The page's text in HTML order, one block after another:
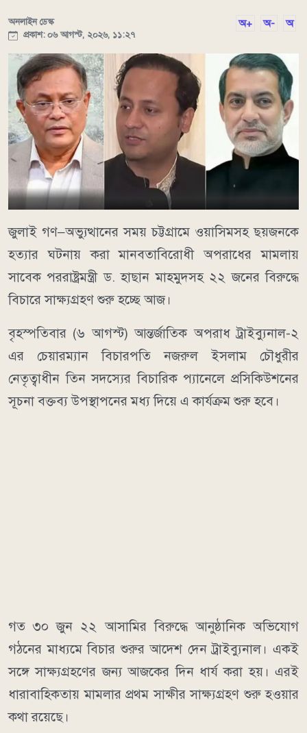
অনলাইন ডেস্ক
প্রকাশ: ০৬ আগস্ট, ২০২৬, ১১:২৭
অ+ অ- অ
জুলাই গণ–অভ্যুত্থানের সময় চট্টগ্রামে ওয়াসিমসহ ছয়জনকে
হত্যার ঘটনায় করা মানবতাবিরোধী অপরাধের মামলায়
সাবেক পররাষ্ট্রমন্ত্রী ড. হাছান মাহমুদসহ ২২ জনের বিরুদ্ধে
বিচারে সাক্ষ্যগ্রহণ শুরু হচ্ছে আজ।
বৃহস্পতিবার (৬ আগস্ট) আন্তর্জাতিক অপরাধ ট্রাইব্যুনাল-২
এর চেয়ারম্যান বিচারপতি নজরুল ইসলাম চৌধুরীর
নেতৃত্বাধীন তিন সদস্যের বিচারিক প্যানেলে প্রসিকিউশনের
সূচনা বক্তব্য উপস্থাপনের মধ্য দিয়ে এ কার্যক্রম শুরু হবে।
গত ৩০ জুন ২২ আসামির বিরুদ্ধে আনুষ্ঠানিক অভিযোগ
গঠনের মাধ্যমে বিচার শুরুর আদেশ দেন ট্রাইব্যুনাল। একই
সঙ্গে সাক্ষ্যগ্রহণের জন্য আজকের দিন ধার্য করা হয়। এরই
ধারাবাহিকতায় মামলার প্রথম সাক্ষীর সাক্ষ্যগ্রহণ শুরু হওয়ার
কথা রয়েছে।